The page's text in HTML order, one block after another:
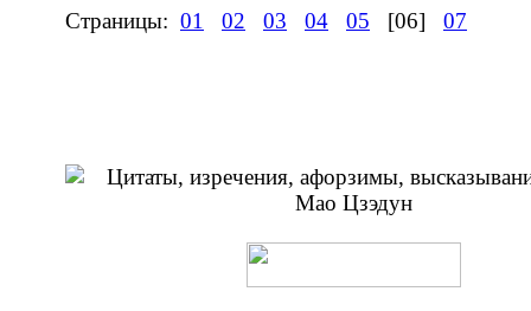
Страницы: 01 02 03 04 05 [06] 07